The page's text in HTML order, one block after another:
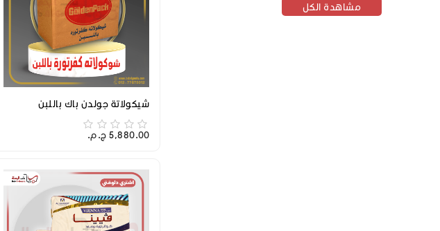
مشاهدة الكل
شيكولاتة جولدن باك باللبن
5,880.00 ج.م.‏